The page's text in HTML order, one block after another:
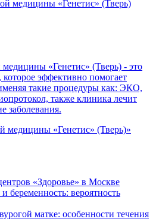
«Генетис» (Тверь) - это
эффективно помогает
такие процедуры как: ЭКО,
также клиника лечит
заболевания.
медицины «Генетис» (Тверь)»
«Здоровье» в Москве
беременность: вероятность
матке: особенности течения